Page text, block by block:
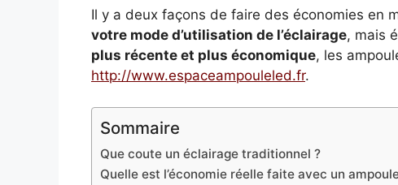
Il y a deux façons de faire des économies en
votre mode d’utilisation de l’éclairage, mais
plus récente et plus économique, les
http://www.espaceampouleled.fr.
Sommaire
Que coute un éclairage traditionnel ?
Quelle est l’économie réelle faite avec un